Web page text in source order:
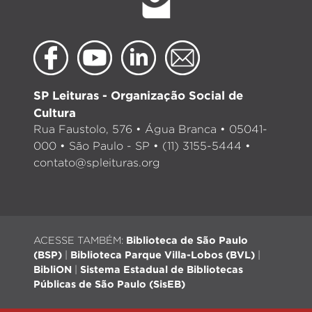
SP Leituras - Organização Social de
Cultura
Rua Faustolo, 576 • Água Branca • 05041-
000 • São Paulo - SP • (11) 3155-5444 •
contato@spleituras.org
ACESSE TAMBÉM: Biblioteca de São Paulo
(BSP)
Biblioteca Parque Villa-Lobos (BVL)
BibliON
Sistema Estadual de Bibliotecas
Públicas de São Paulo (SisEB)